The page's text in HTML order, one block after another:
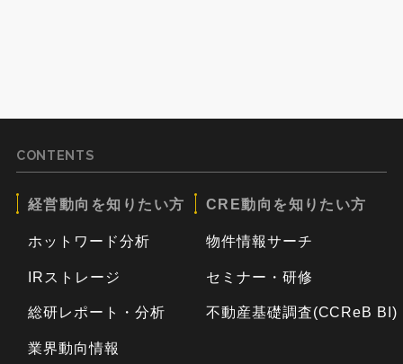
CONTENTS
経営動向を知りたい方
ホットワード分析
IRストレージ
総研レポート・分析
業界動向情報
CRE動向を知りたい方
物件情報サーチ
セミナー・研修
不動産基礎調査(CCReB BI)